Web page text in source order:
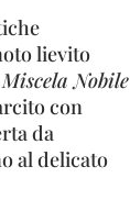
lievito
Miscela Nobile
con
da
al delicato